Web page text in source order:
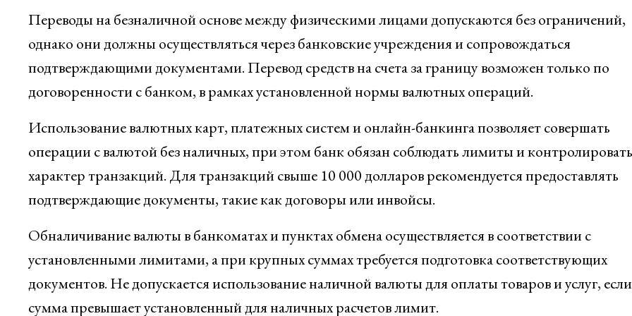
Переводы на безналичной основе между физическими лицами допускаются без ограничений,
однако они должны осуществляться через банковские учреждения и сопровождаться
подтверждающими документами. Перевод средств на счета за границу возможен только по
договоренности с банком, в рамках установленной нормы валютных операций.
Использование валютных карт, платежных систем и онлайн-банкинга позволяет совершать
операции с валютой без наличных, при этом банк обязан соблюдать лимиты и контролировать
характер транзакций. Для транзакций свыше 10 000 долларов рекомендуется предоставлять
подтверждающие документы, такие как договоры или инвойсы.
Обналичивание валюты в банкоматах и пунктах обмена осуществляется в соответствии с
установленными лимитами, а при крупных суммах требуется подготовка соответствующих
документов. Не допускается использование наличной валюты для оплаты товаров и услуг, если
сумма превышает установленный для наличных расчетов лимит.